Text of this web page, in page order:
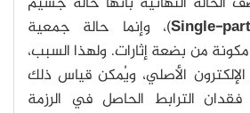
Single-)، وإنما حالة جمعية
من بضعة إثارات. ولهذا السبب،
الأصلي، ويُمكن قياس ذلك
الترابط الحاصل في الرزمة